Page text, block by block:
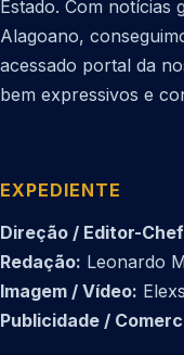
Estado. Com notícias
Alagoano,
acessado portal da
bem expressivos e
EXPEDIENTE
Direção / Editor-
Redação: Leonardo
Imagem / Vídeo:
Publicidade /